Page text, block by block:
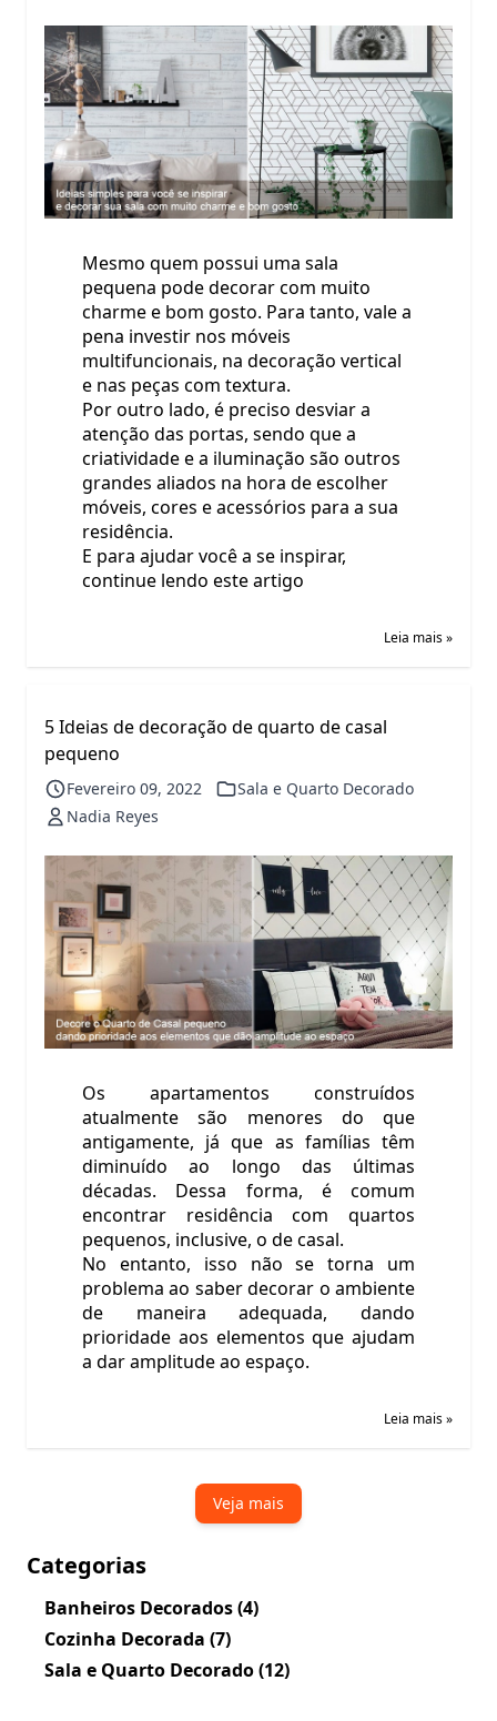
Mesmo quem possui uma sala
pequena pode decorar com muito
charme e bom gosto. Para tanto, vale a
pena investir nos móveis
multifuncionais, na decoração vertical
e nas peças com textura.
Por outro lado, é preciso desviar a
atenção das portas, sendo que a
criatividade e a iluminação são outros
grandes aliados na hora de escolher
móveis, cores e acessórios para a sua
residência.
E para ajudar você a se inspirar,
continue lendo este artigo
Leia mais »
5 Ideias de decoração de quarto de casal
pequeno
Fevereiro 09, 2022
Sala e Quarto Decorado
Nadia Reyes
Os apartamentos construídos
atualmente são menores do que
antigamente, já que as famílias têm
diminuído ao longo das últimas
décadas. Dessa forma, é comum
encontrar residência com quartos
pequenos, inclusive, o de casal.
No entanto, isso não se torna um
problema ao saber decorar o ambiente
de maneira adequada, dando
prioridade aos elementos que ajudam
a dar amplitude ao espaço.
Leia mais »
Veja mais
Categorias
Banheiros Decorados(4)
Cozinha Decorada (7)
Sala e Quarto Decorado(12)